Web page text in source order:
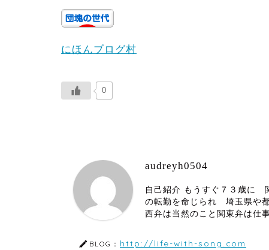
にほんブログ村
0
audreyh0504
自己紹介 もうすぐ７３歳に
の転勤を命じられ 埼玉県や
西弁は当然のこと関東弁は仕
BLOG： http://life-with-song.com